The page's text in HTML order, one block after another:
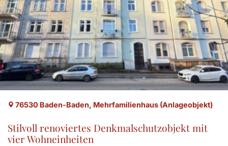
76530 Baden-Baden, Mehrfamilienhaus (Anlageobjekt)
Stilvoll renoviertes Denkmalschutzobjekt mit
vier Wohneinheiten